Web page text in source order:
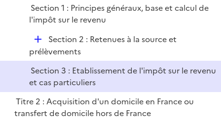
r p
l
i
e
r
Section 1 : Principes généraux, base et calcul de
l'impôt sur le revenu
D
é
p
l
i
e
r
Section 2 : Retenues à la source et
prélèvements
Section 3 : Etablissement de l'impôt sur le revenu
et cas particuliers
Titre 2 : Acquisition d'un domicile en France ou
transfert de domicile hors de France